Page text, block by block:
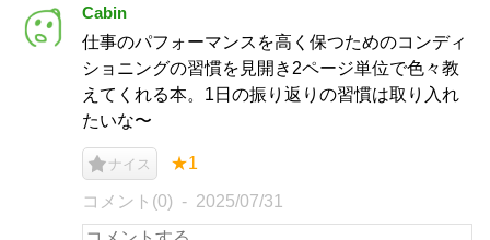
Cabin
仕事のパフォーマンスを高く保つためのコンディ
ショニングの習慣を見開き2ページ単位で色々教
えてくれる本。1日の振り返りの習慣は取り入れ
たいな〜
ナイス ★1
コメント(0) 2025/07/31